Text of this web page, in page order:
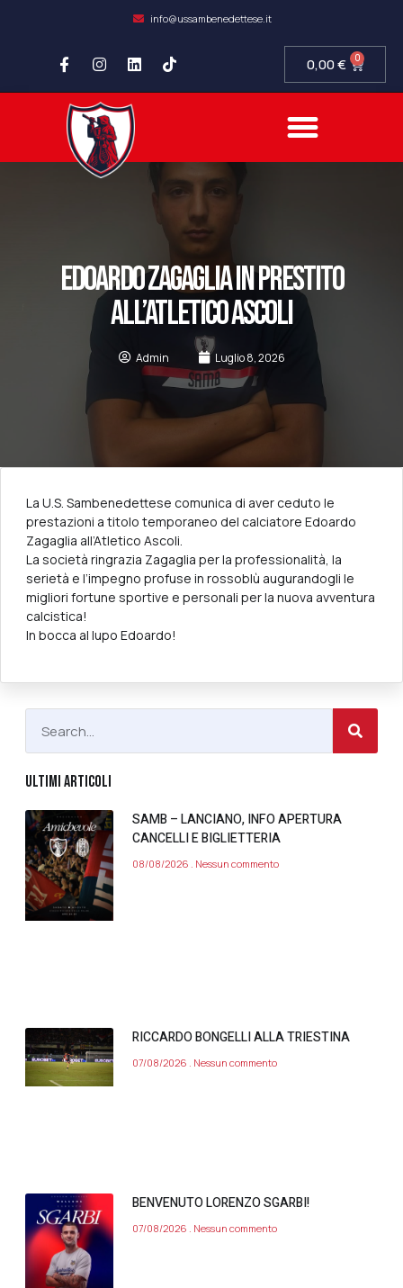
info@ussambenedettese.it
0,00€ 0
EDOARDO ZAGAGLIA IN PRESTITO
ALL’ATLETICO ASCOLI
Admin Luglio 8, 2026
La U.S. Sambenedettese comunica di aver ceduto le
prestazioni a titolo temporaneo del calciatore Edoardo
Zagaglia all’Atletico Ascoli.
La società ringrazia Zagaglia per la professionalità, la
serietà e l’impegno profuse in rossoblù augurandogli le
migliori fortune sportive e personali per la nuova avventura
calcistica!
In bocca al lupo Edoardo!
ULTIMI ARTICOLI
SAMB – LANCIANO, INFO APERTURA
CANCELLI E BIGLIETTERIA
08/08/2026 Nessun commento
RICCARDO BONGELLI ALLA TRIESTINA
07/08/2026 Nessun commento
BENVENUTO LORENZO SGARBI!
07/08/2026 Nessun commento